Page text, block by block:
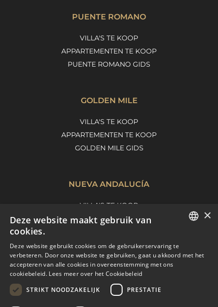
PUENTE ROMANO
VILLA'S TE KOOP
APPARTEMENTEN TE KOOP
PUENTE ROMANO GIDS
GOLDEN MILE
VILLA'S TE KOOP
APPARTEMENTEN TE KOOP
GOLDEN MILE GIDS
NUEVA ANDALUCÍA
VILLA'S TE KOOP
APPARTEMENTEN TE KOOP
MARBELLA EAST
VILLA'S TE KOOP
SPANISH
×
Deze website maakt gebruik van
cookies.
Deze website gebruikt cookies om de gebruikerservaring te
verbeteren. Door onze website te gebruiken, gaat u akkoord met het
accepteren van alle cookies in overeenstemming met ons
cookiebeleid. Lees meer over het Cookiebeleid
STRIKT NOODZAKELIJK
PRESTATIE